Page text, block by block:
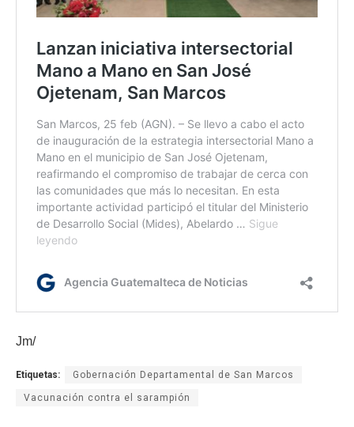
Jm/
Etiquetas: Gobernación Departamental de San Marcos
Vacunación contra el sarampión